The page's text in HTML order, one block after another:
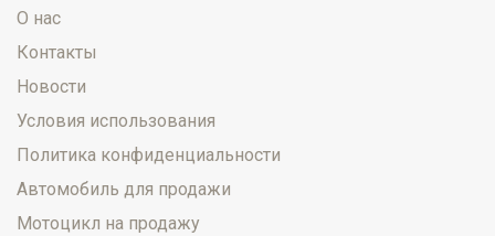
О нас
Контакты
Новости
Условия использования
Политика конфиденциальности
Автомобиль для продажи
Мотоцикл на продажу